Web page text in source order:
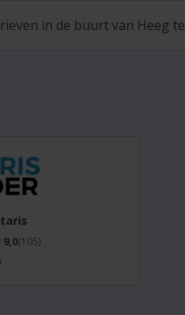
in de buurt van Heeg
9,0(105)